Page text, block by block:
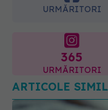
URMĂRITORI
ARTICOLE